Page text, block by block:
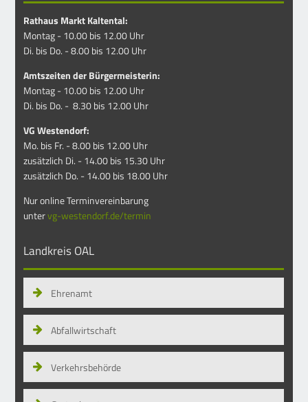
Rathaus Markt Kaltental:
Montag - 10.00 bis 12.00 Uhr
Di. bis Do. - 8.00 bis 12.00 Uhr
Amtszeiten der Bürgermeisterin:
Montag - 10.00 bis 12.00 Uhr
Di. bis Do. - 8.30 bis 12.00 Uhr
VG Westendorf:
Mo. bis Fr. - 8.00 bis 12.00 Uhr
zusätzlich Di. - 14.00 bis 15.30 Uhr
zusätzlich Do. - 14.00 bis 18.00 Uhr
Nur online Terminvereinbarung
untervg-westendorf.de/termin
Landkreis OAL
Ehrenamt
Abfallwirtschaft
Verkehrsbehörde